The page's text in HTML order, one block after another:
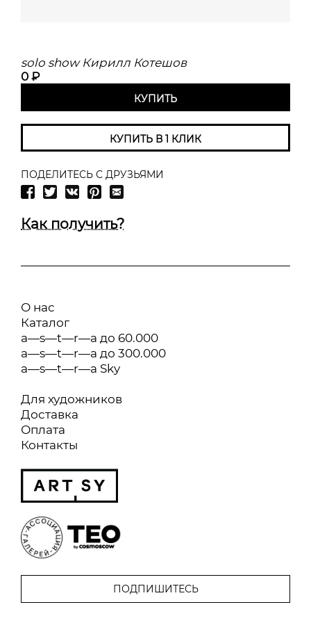
solo show Кирилл Котешов
0 ₽
КУПИТЬ
КУПИТЬ В 1 КЛИК
ПОДЕЛИТЕСЬ С ДРУЗЬЯМИ
Как получить?
О нас
Каталог
a—s—t—r—a до 60.000
a—s—t—r—a до 300.000
a—s—t—r—a Sky
Для художников
Доставка
Оплата
Контакты